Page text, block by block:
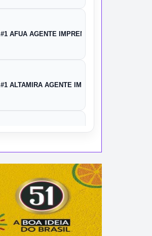
#1 AFUA AGENTE IMPRENSA
#1 ALTAMIRA AGENTE IMPRENSA
#1 ANAPU AGENTE IMPRENSA